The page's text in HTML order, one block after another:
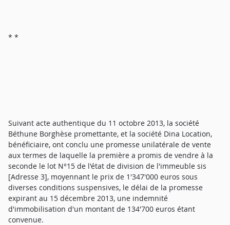
* *
Suivant acte authentique du 11 octobre 2013, la société
Béthune Borghèse promettante, et la société Dina Location,
bénéficiaire, ont conclu une promesse unilatérale de vente
aux termes de laquelle la première a promis de vendre à la
seconde le lot N°15 de l'état de division de l'immeuble sis
[Adresse 3], moyennant le prix de 1'347'000 euros sous
diverses conditions suspensives, le délai de la promesse
expirant au 15 décembre 2013, une indemnité
d'immobilisation d'un montant de 134'700 euros étant
convenue.